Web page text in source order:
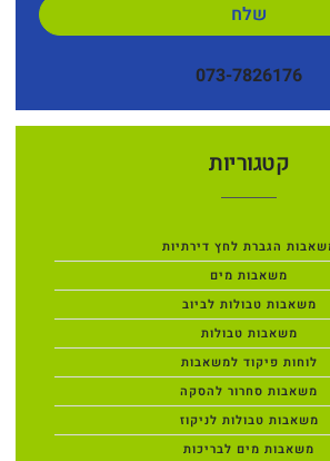
שלח
073-7826176
קטגוריות
הגברת לחץ דירתיות
משאבות מים
משאבות טבולות לביוב
משאבות טבולות
לוחות פיקוד למשאבות
משאבות סחרור להסקה
משאבות טבולות לניקוז
משאבות מים לבריכות